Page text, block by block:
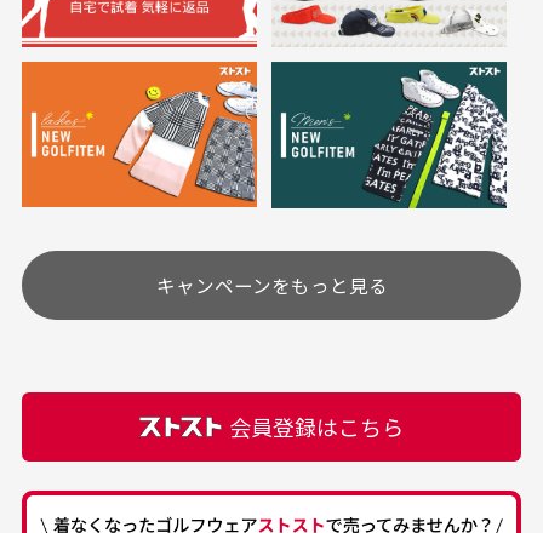
30代女性
高価なブルゾンがお
購入できました。状態も
最高でした。
30代女性
いつも素敵な商品を
す
商品をありがとうござい
ます。
※必ず１つのショッピングカートに複数商品を入れて
ご注文下さいませ。
定休日はありますか？
土.日.祝日は定休日となっております。
その他の休日につきましてはサイト上にて告知させて
頂きます。
カートの有効時間はありますか？
は自動的にカート内の商品が削除されますのでご注意
においについて
ユーズド商品の特性故、メンテンスを行っておりま
すが、におい（煙草、香水、お香、古着特有の香
り、柔軟剤等)が付着している場合がございます。
付属品について
付属品の記載につきましては、弊社に入荷した時点
ある場合もございます。
キャンペーンをもっと見る
会員登録はこちら